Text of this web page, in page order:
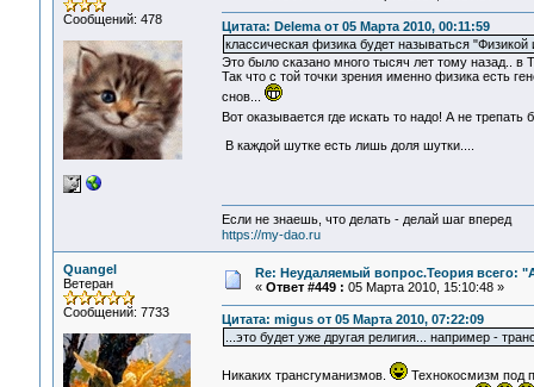
Сообщений: 478
Цитата: Delema от 05 Марта 2010, 00:11:59
классическая физика будет называться "Физикой
Это было сказано много тысяч лет тому назад..
Так что с той точки зрения именно физика есть
снов...
Вот оказывается где искать то надо! А не
В каждой шутке есть лишь доля шутки....
Если не знаешь, что делать - делай шаг вперед
https://my-dao.ru
Quangel
Ветеран
Сообщений: 7733
Re: Неудаляемый вопрос.Теория всего:
« Ответ #449 : 05 Марта 2010, 15:10:48 »
Цитата: migus от 05 Марта 2010, 07:22:09
...это будет уже другая религия... например -
Никаких трансгуманизмов.
Технокосмизм под